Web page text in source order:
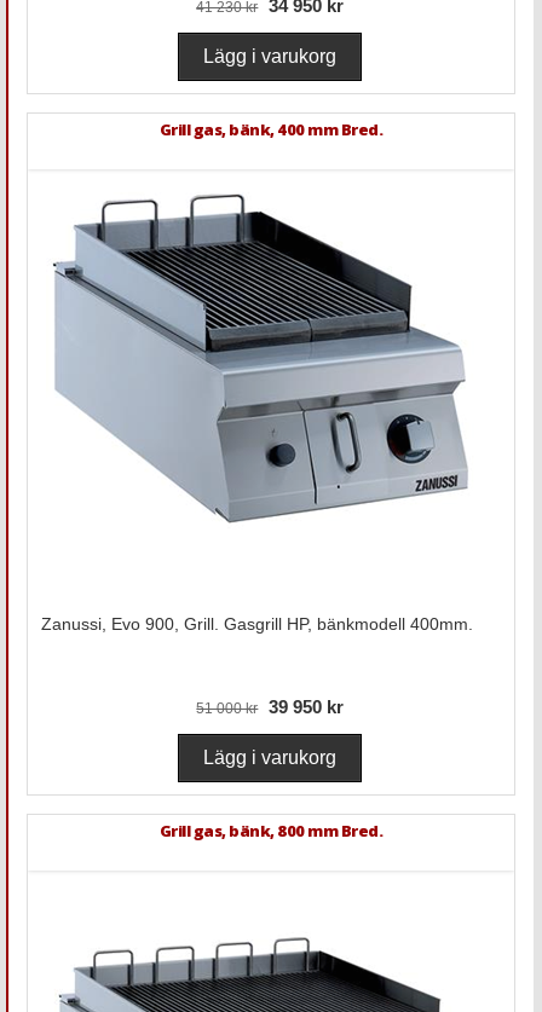
41 230 kr 34 950 kr
Grill gas, bänk, 400 mm Bred.
Zanussi, Evo 900, Grill. Gasgrill HP, bänkmodell 400mm.
51 000 kr 39 950 kr
Grill gas, bänk, 800 mm Bred.